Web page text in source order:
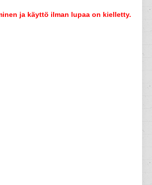
ja käyttö ilman lupaa on kielletty.